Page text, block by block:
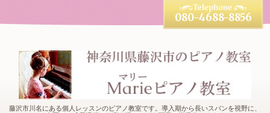
藤沢市川名にある個人レッスンのピアノ教室です。導入期から長いスパンを視野に、
080-4688-8856